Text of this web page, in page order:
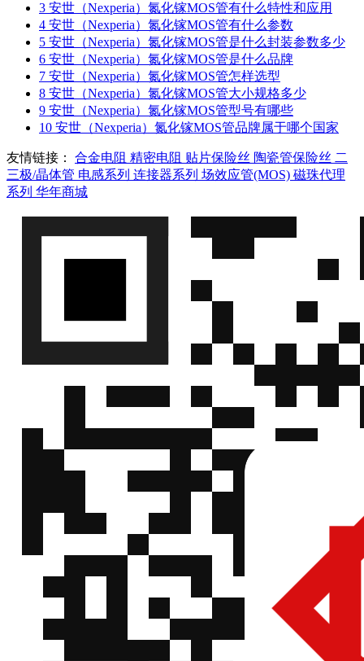
3 安世（Nexperia）氮化镓MOS管有什么特性和应用
4 安世（Nexperia）氮化镓MOS管有什么参数
5 安世（Nexperia）氮化镓MOS管是什么封装参数多少
6 安世（Nexperia）氮化镓MOS管是什么品牌
7 安世（Nexperia）氮化镓MOS管怎样选型
8 安世（Nexperia）氮化镓MOS管大小规格多少
9 安世（Nexperia）氮化镓MOS管型号有哪些
10 安世（Nexperia）氮化镓MOS管品牌属于哪个国家
友情链接： 合金电阻 精密电阻 贴片保险丝 陶瓷管保险丝 二
三极/晶体管 电感系列 连接器系列 场效应管(MOS) 磁珠代理
系列 华年商城